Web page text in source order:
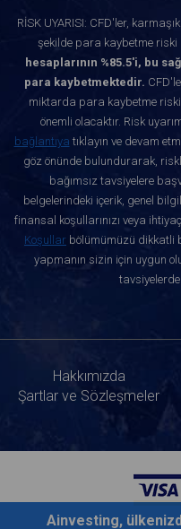
RİSK UYARISI: CFD'ler,
şekilde para kaybetme riski
hesaplarının %85.5'i, bu
para kaybetmektedir.
miktarda para kaybetme
önemli olacaktır. Risk
bağlantıya tıklayın ve devam
göz önünde bulundurarak,
bağımsız tavsiyelere
belgelerindeki içerik, genel
finansal koşullarınızı veya
Koşullar bölümümüzü dikkatli
yapmanın sizin için uygun
Hakkımızda
Şartlar ve Sözleşmeler
Ainvesting,